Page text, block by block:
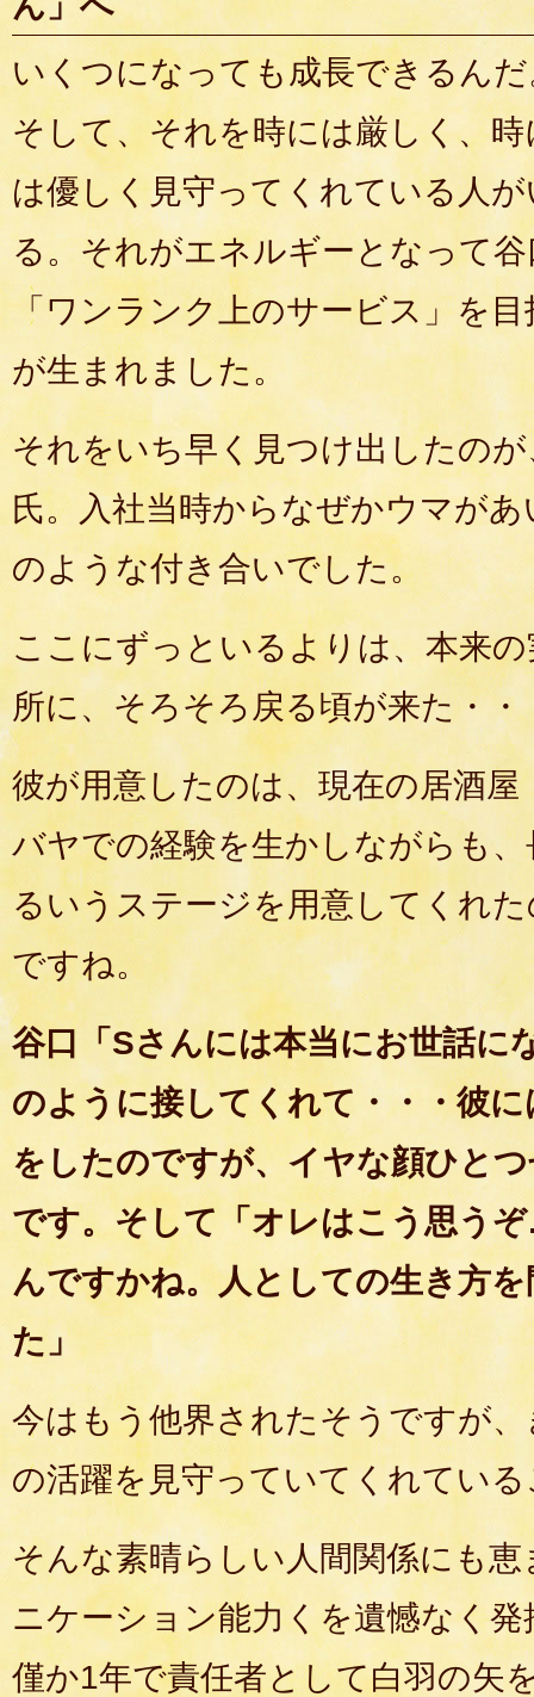
いくつになっても成長できるん
そして、それを時には厳しく、時
は優しく見守ってくれている人が
る。それがエネルギーとなって
「ワンランク上のサービス」を
が生まれました。
それをいち早く見つけ出したの
氏。入社当時からなぜかウマが
のような付き合いでした。
ここにずっといるよりは、本来
所に、そろそろ戻る頃が来た・・
彼が用意したのは、現在の居酒
バヤでの経験を生かしながらも
るいうステージを用意してくれ
ですね。
谷口「Sさんには本当にお世話に
のように接してくれて・・・彼
をしたのですが、イヤな顔ひと
です。そして「オレはこう思う
んですかね。人としての生き方
た」
今はもう他界されたそうですが
の活躍を見守っていてくれてい
そんな素晴らしい人間関係にも
ニケーション能力くを遺憾なく
僅か1年で責任者として白羽の矢